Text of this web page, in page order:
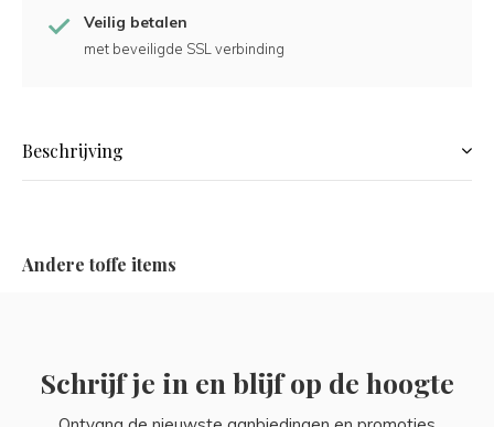
Veilig betalen
met beveiligde SSL verbinding
Beschrijving
Andere toffe items
Schrijf je in en blijf op de hoogte